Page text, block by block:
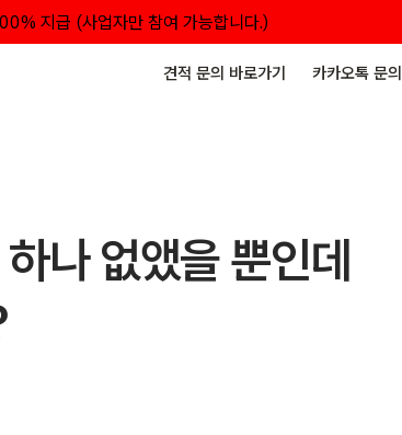
지급 (사업자만 참여 가능합니다.)
견적 문의 바로가기 카카오톡 문의
나 없앴을 뿐인데